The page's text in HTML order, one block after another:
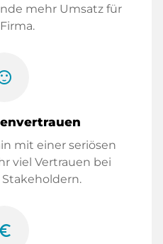
mehr Umsatz für
mit einer seriösen
viel Vertrauen bei